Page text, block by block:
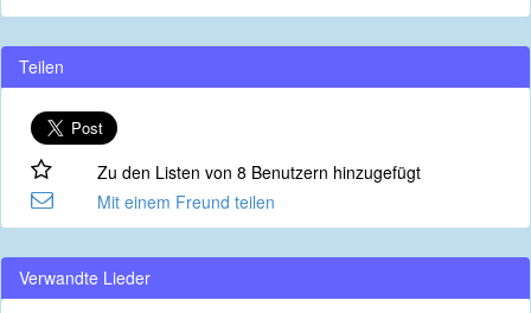
Teilen
Zu den Listen von 8 Benutzern hinzugefügt
Mit einem Freund teilen
Verwandte Lieder